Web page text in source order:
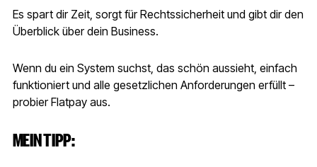
Es spart dir Zeit, sorgt für Rechtssicherheit und gibt dir den
Überblick über dein Business.
Wenn du ein System suchst, das schön aussieht, einfach
funktioniert und alle gesetzlichen Anforderungen erfüllt –
probier Flatpay aus.
MEIN TIPP: